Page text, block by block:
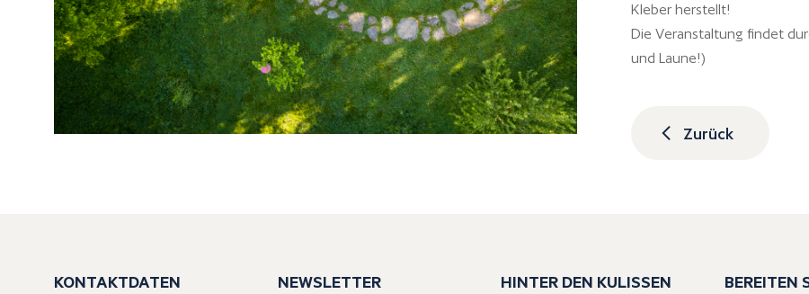
Kleber herstellt!
Die Veranstaltung findet
und Laune!)
Zurück
KONTAKTDATEN NEWSLETTER
HINTER DEN KULISSEN
BEREITEN